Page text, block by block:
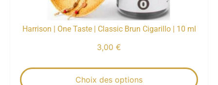
Harrison | One Taste | Classic Brun Cigarillo | 10 ml
3,00 €
Choix des options